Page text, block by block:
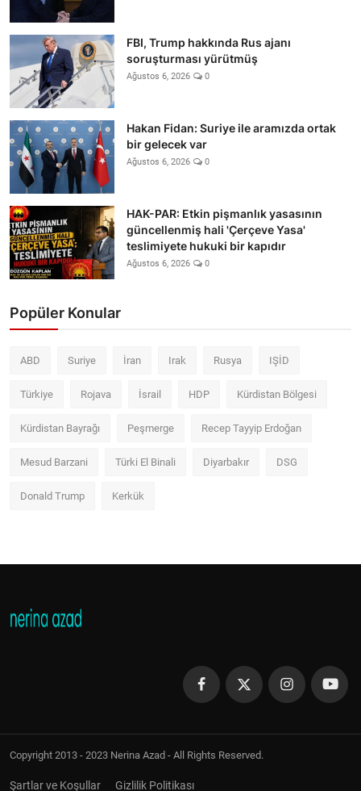
FBI, Trump hakkında Rus ajanı
soruşturması yürütmüş
Ağustos 6, 2026 0
Hakan Fidan: Suriye ile aramızda ortak
bir gelecek var
Ağustos 6, 2026 0
HAK-PAR: Etkin pişmanlık yasasının
güncellenmiş hali 'Çerçeve Yasa'
teslimiyete hukuki bir kapıdır
Ağustos 6, 2026 0
Popüler Konular
ABD Suriye İran Irak Rusya IŞİD
Türkiye Rojava İsrail HDP Kürdistan Bölgesi
Kürdistan Bayrağı Peşmerge Recep Tayyip Erdoğan
Mesud Barzani Türki El Binali Diyarbakır DSG
Donald Trump Kerkük
Copyright 2013 - 2023 Nerina Azad - All Rights Reserved.
Şartlar ve Koşullar Gizlilik Politikası